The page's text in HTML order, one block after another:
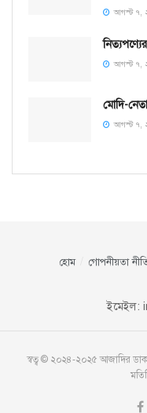
আগস্ট ৭,
আগস্ট ৭,
মোদি-
আগস্ট ৭,
হোম গোপনীয়তা
ইমেইল:
স্বত্ব © ২০২৪-২০২৫ আজাদির